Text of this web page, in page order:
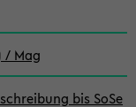
/ Mag
bis SoSe